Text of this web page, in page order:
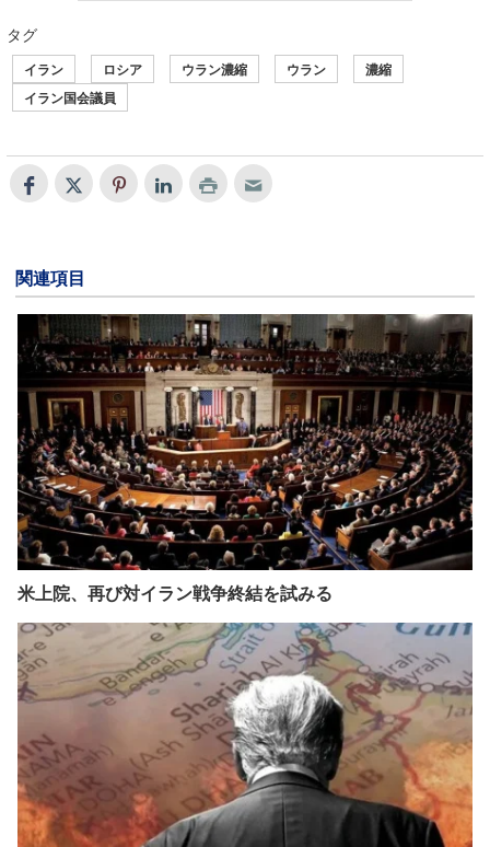
タグ
イラン ロシア ウラン濃縮 ウラン
濃縮
イラン国会議員
関連項目
米上院、再び対イラン戦争終結を試みる